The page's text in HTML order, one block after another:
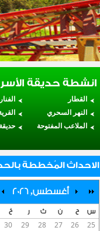
انشطة حديقة
القطار
الفنار
النهر السحري
الملاعب المفتوحة
الاحداث المُخططة
أغسطس, 2026
س ح ن ث ر خ
25
26
27
28
29
30